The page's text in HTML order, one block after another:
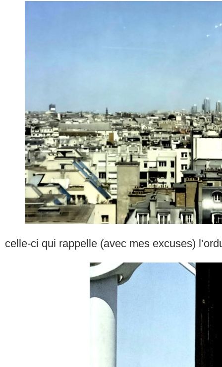
celle-ci qui rappelle (avec mes excuses)